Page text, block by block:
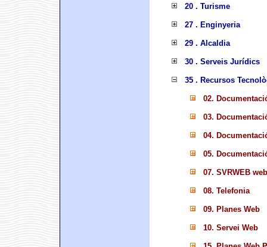
20 . Turisme
27 . Enginyeria
29 . Alcaldia
30 . Serveis Jurídics
35 . Recursos
02.
03.
04.
05.
07. SVRWEB
08. Telefonia
09. Planes Web
10. Servei Web